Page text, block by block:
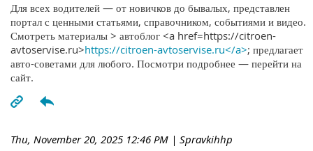
Для всех водителей — от новичков до бывалых, представлен
портал с ценными статьями, справочником, событиями и видео.
Смотреть материалы > автоблог <a href=https://citroen-
avtoservise.ru>https://citroen-avtoservise.ru</a>; предлагает
авто-советами для любого. Посмотри подробнее — перейти на
сайт.
Thu, November 20, 2025 12:46 PM | Spravkihhp